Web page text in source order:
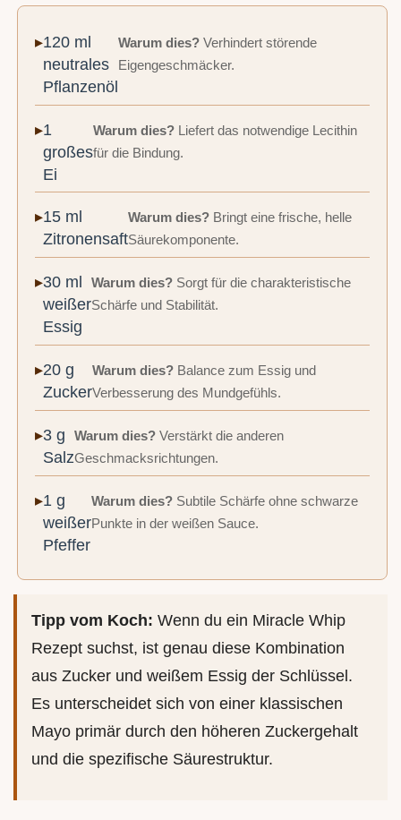
120 ml
neutrales
Pflanzenöl
Warum dies? Verhindert störende
Eigengeschmäcker.
1
großes
Ei
Warum dies? Liefert das notwendige Lecithin
für die Bindung.
15 ml
Zitronensaft
Warum dies? Bringt eine frische, helle
Säurekomponente.
30 ml
weißer
Essig
Warum dies? Sorgt für die charakteristische
Schärfe und Stabilität.
20 g
Zucker
Warum dies? Balance zum Essig und
Verbesserung des Mundgefühls.
3 g
Salz
Warum dies? Verstärkt die anderen
Geschmacksrichtungen.
1 g
weißer
Pfeffer
Warum dies? Subtile Schärfe ohne schwarze
Punkte in der weißen Sauce.
Tipp vom Koch: Wenn du ein Miracle Whip
Rezept suchst, ist genau diese Kombination
aus Zucker und weißem Essig der Schlüssel.
Es unterscheidet sich von einer klassischen
Mayo primär durch den höheren Zuckergehalt
und die spezifische Säurestruktur.